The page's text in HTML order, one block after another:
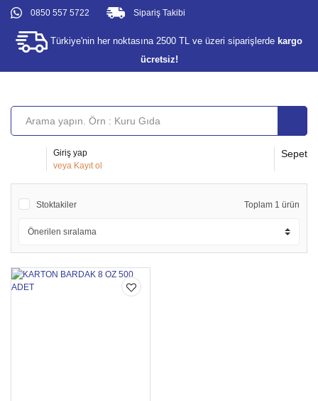
0850 557 5722
Türkiye'nin her noktasına 2500 TL ve üzeri siparişlerde kargo
ücretsiz!
Sipariş Takibi
Giriş yap
veya Kayıt ol
Sepet
Stoktakiler Toplam 1 ürün